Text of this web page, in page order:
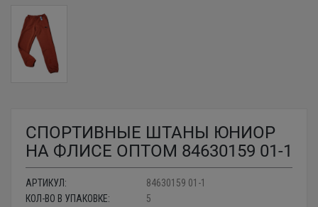
СПОРТИВНЫЕ ШТАНЫ ЮНИОР
НА ФЛИСЕ ОПТОМ 84630159 01-1
АРТИКУЛ:
84630159 01-1
КОЛ-ВО В УПАКОВКЕ:
5